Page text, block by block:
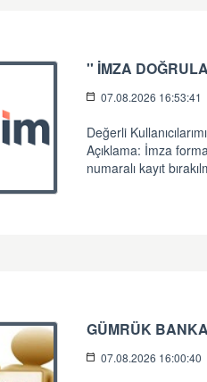
'' İMZA
07.08.2026 16:53:41
Değerli
Açıklama: İmza
numaralı kayıt
GÜMRÜK
07.08.2026 16:00:40